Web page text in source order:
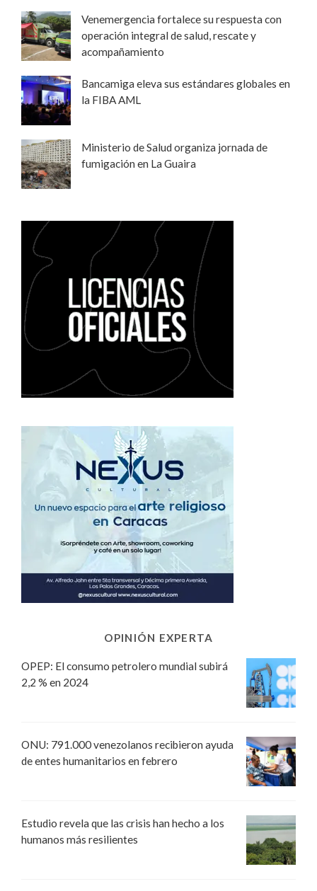
Venemergencia fortalece su respuesta con
operación integral de salud, rescate y
acompañamiento
Bancamiga eleva sus estándares globales en
la FIBA AML
Ministerio de Salud organiza jornada de
fumigación en La Guaira
OPINIÓN EXPERTA
OPEP: El consumo petrolero mundial subirá
2,2 % en 2024
ONU: 791.000 venezolanos recibieron ayuda
de entes humanitarios en febrero
Estudio revela que las crisis han hecho a los
humanos más resilientes